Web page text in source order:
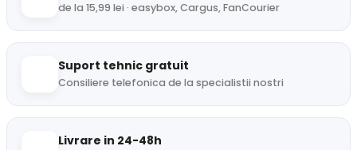
de la 15,99 lei · easybox, Cargus, FanCourier
Suport tehnic gratuit
Consiliere telefonica de la specialistii nostri
Livrare in 24-48h